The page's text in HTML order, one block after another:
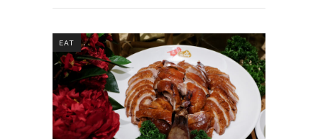
EAT